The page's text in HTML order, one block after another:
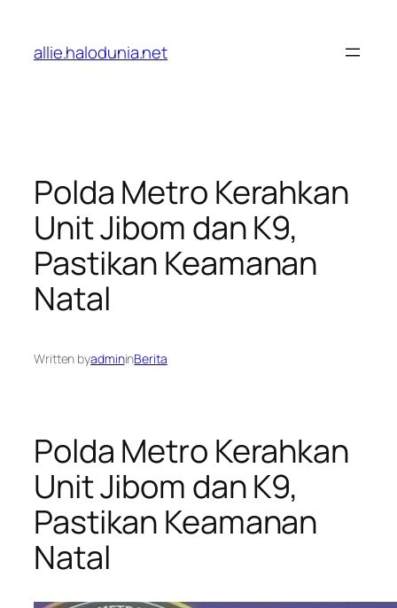
konten
allie.halodunia.net
Polda Metro Kerahkan
Unit Jibom dan K9,
Pastikan Keamanan
Natal
Written byadmininBerita
Polda Metro Kerahkan
Unit Jibom dan K9,
Pastikan Keamanan
Natal